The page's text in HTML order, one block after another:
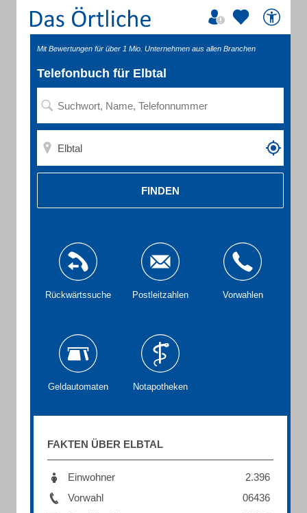
Mit Bewertungen für über 1 Mio. Unternehmen aus allen Branchen
Telefonbuch für Elbtal
FINDEN
Rückwärtssuche Postleitzahlen Vorwahlen
Geldautomaten Notapotheken
FAKTEN ÜBER ELBTAL
Einwohner
2.396
Vorwahl
06436